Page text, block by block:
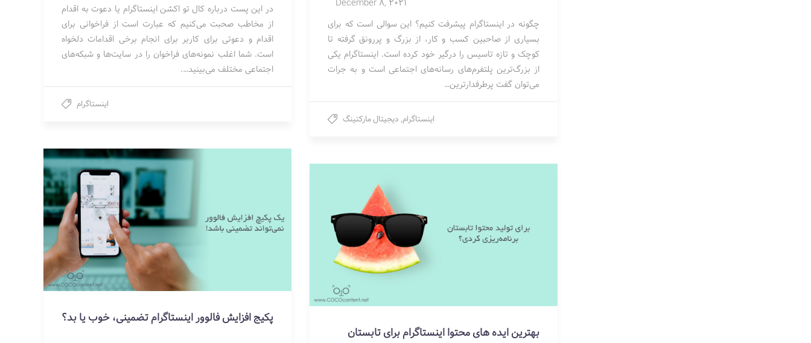
در این پست درباره کال تو اکشن اینستاگرام یا دعوت به اقدام
از مخاطب صحبت می‌کنیم که عبارت است از فراخوانی برای
اقدام و دعوتی برای کاربر برای انجام برخی اقدامات دلخواه
است. شما اغلب نمونه‌های فراخوان را در سایت‌ها و شبکه‌های
اجتماعی مختلف می‌بینید….
اینستاگرام
December 8, 2021
چگونه در اینستاگرام پیشرفت کنیم؟ این سوالی است که برای
بسیاری از صاحبین کسب و کار، از بزرگ و پررونق گرفته تا
کوچک و تازه تاسیس را درگیر خود کرده است. اینستاگرام یکی
از بزرگ‌ترین پلتفرم‌های رسانه‌های اجتماعی است و به جرات
می‌توان گفت پرطرفدارترین…
اینستاگرام, دیجیتال مارکتینگ
پکیج افزایش فالوور اینستاگرام تضمینی، خوب یا بد؟
بهترین ایده های محتوا اینستاگرام برای تابستان